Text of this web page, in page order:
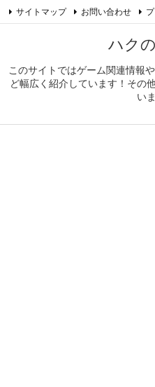
ハク
このサイトではゲーム関連情報
ど幅広く紹介しています！その
い
サイトマップ お問い合わせ